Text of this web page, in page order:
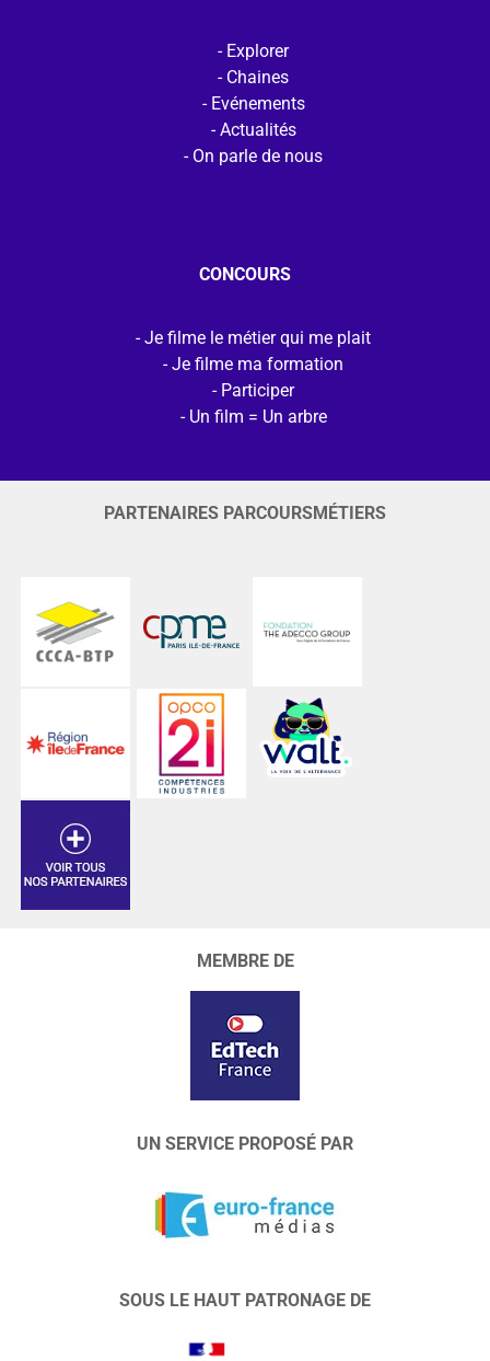
Explorer
Chaines
Evénements
Actualités
On parle de nous
CONCOURS
Je filme le métier qui me plait
Je filme ma formation
Participer
Un film = Un arbre
PARTENAIRES PARCOURSMÉTIERS
MEMBRE DE
UN SERVICE PROPOSÉ PAR
SOUS LE HAUT PATRONAGE DE